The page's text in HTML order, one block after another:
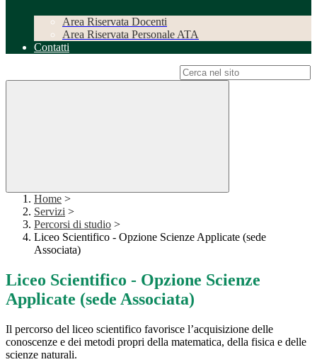
Area Riservata Docenti
Area Riservata Personale ATA
Contatti
Home >
Servizi >
Percorsi di studio >
Liceo Scientifico - Opzione Scienze Applicate (sede
Associata)
Liceo Scientifico - Opzione Scienze
Applicate (sede Associata)
Il percorso del liceo scientifico favorisce l’acquisizione delle
conoscenze e dei metodi propri della matematica, della fisica e delle
scienze naturali.